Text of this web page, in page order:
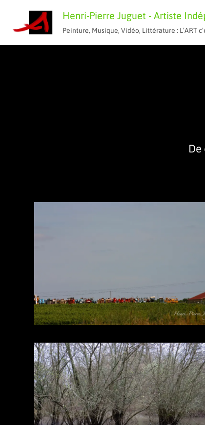
contenu
Henri-Pierre Juguet - Artiste
Peinture, Musique, Vidéo, Littérature : L’ART